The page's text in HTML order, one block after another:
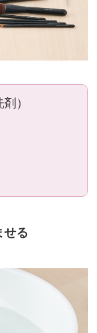
）
せる